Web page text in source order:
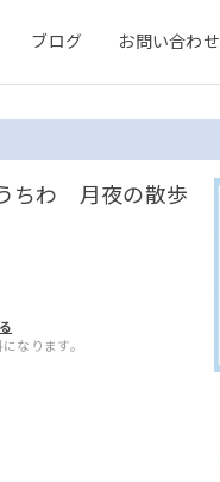
ブログ お問い合わせ
ちわ 月夜の散歩
なります。